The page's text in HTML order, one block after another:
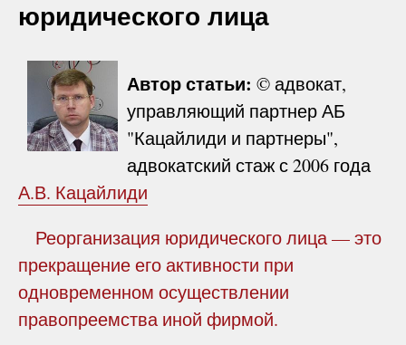
юридического лица
Автор статьи: © адвокат,
управляющий партнер АБ
"Кацайлиди и партнеры",
адвокатский стаж с 2006 года
А.В. Кацайлиди
Реорганизация юридического лица — это
прекращение его активности при
одновременном осуществлении
правопреемства иной фирмой.